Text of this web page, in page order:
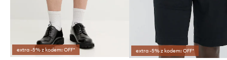
extra -5% z kodem: OFF* extra -5% z kodem: OFF*